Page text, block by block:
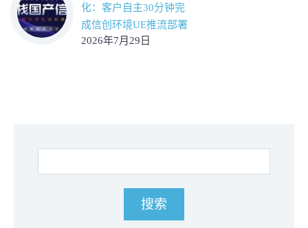
化：客户自主30分钟完
成信创环境UE推流部署
2026年7月29日